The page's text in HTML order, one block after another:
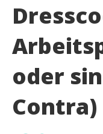
oder
Contra)